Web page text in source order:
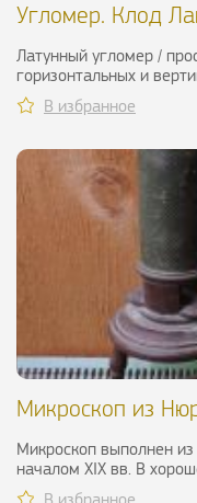
Угломер. Клод
Латунный угломер /
горизонтальных и
В избранное
Микроскоп из
Микроскоп выполнен
началом XIX вв. В
В избранное